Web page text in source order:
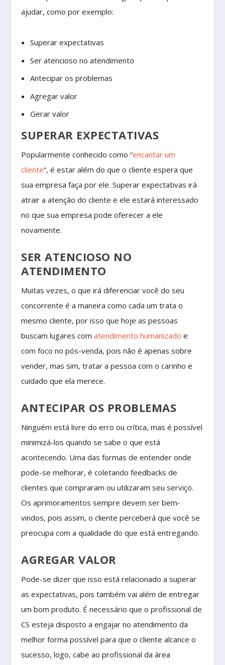
ajudar, como por exemplo:
Superar expectativas
Ser atencioso no atendimento
Antecipar os problemas
Agregar valor
Gerar valor
SUPERAR EXPECTATIVAS
Popularmente conhecido como “encantar um
cliente“, é estar além do que o cliente espera que
sua empresa faça por ele. Superar expectativas irá
atrair a atenção do cliente e ele estará interessado
no que sua empresa pode oferecer a ele
novamente.
SER ATENCIOSO NO
ATENDIMENTO
Muitas vezes, o que irá diferenciar você do seu
concorrente é a maneira como cada um trata o
mesmo cliente, por isso que hoje as pessoas
buscam lugares comatendimento humanizado e
com foco no pós-venda, pois não é apenas sobre
vender, mas sim, tratar a pessoa com o carinho e
cuidado que ela merece.
ANTECIPAR OS PROBLEMAS
Ninguém está livre do erro ou crítica, mas é possível
minimizá-los quando se sabe o que está
acontecendo. Uma das formas de entender onde
pode-se melhorar, é coletando feedbacks de
clientes que compraram ou utilizaram seu serviço.
Os aprimoramentos sempre devem ser bem-
vindos, pois assim, o cliente perceberá que você se
preocupa com a qualidade do que está entregando.
AGREGAR VALOR
Pode-se dizer que isso está relacionado a superar
as expectativas, pois também vai além de entregar
um bom produto. É necessário que o profissional de
CS esteja disposto a engajar no atendimento da
melhor forma possível para que o cliente alcance o
sucesso, logo, cabe ao profissional da área